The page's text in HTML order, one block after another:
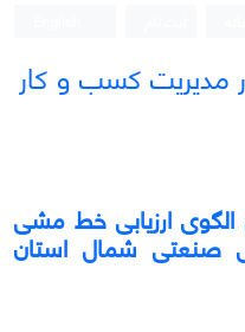
مدیریت کسب و کار
ارزیابی خط مشی
صنعتی شمال استان